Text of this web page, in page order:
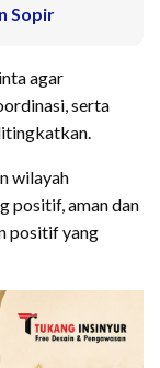
Sopir
agar
serta
wilayah
positif, aman dan
positif yang